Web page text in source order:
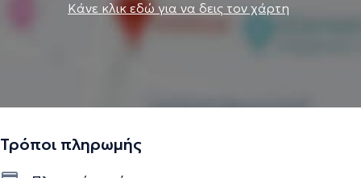
Κάνε κλικ εδώ για να δεις τον χάρτη
Τρόποι πληρωμής